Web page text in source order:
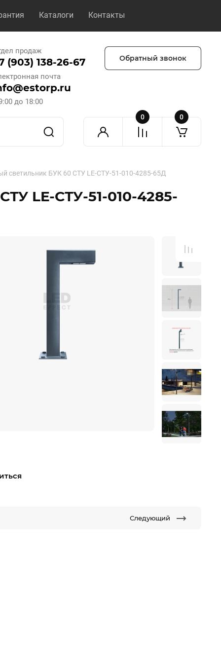
Каталоги Контакты
продаж
(903) 138-26-67
почта
до 18:00
Обратный звонок
0 0
светильник БУК 60 СТУ LE-СТУ-51-010-4285-65Д
LE-СТУ-51-010-4285-
Следующий